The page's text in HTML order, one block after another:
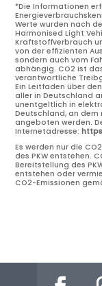
*Die Informationen
Werte wurden nach
Harmonised Light
Kraftstoffverbrauch
von der effizienten
sondern auch vom
abhängig. CO2 ist
verantwortliche
Ein Leitfaden über
aller in Deutschland
unentgeltlich in
Deutschland, an
angeboten werden.
Internetadresse:
Es werden nur die
des PKW entstehen.
Bereitstellung des
entstehen oder
CO2-Emissionen